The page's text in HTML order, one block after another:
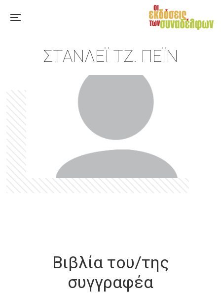
ΣΤΆΝΛΕΪ ΤΖ. ΠΈΙΝ
Βιβλία του/της
συγγραφέα